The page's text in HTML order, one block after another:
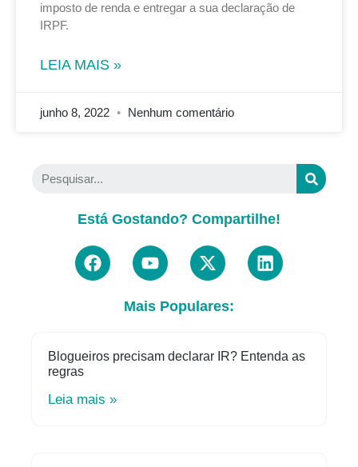
imposto de renda e entregar a sua declaração de
IRPF.
LEIA MAIS »
junho 8, 2022 Nenhum comentário
Está Gostando? Compartilhe!
Mais Populares:
Blogueiros precisam declarar IR? Entenda as
regras
Leia mais »